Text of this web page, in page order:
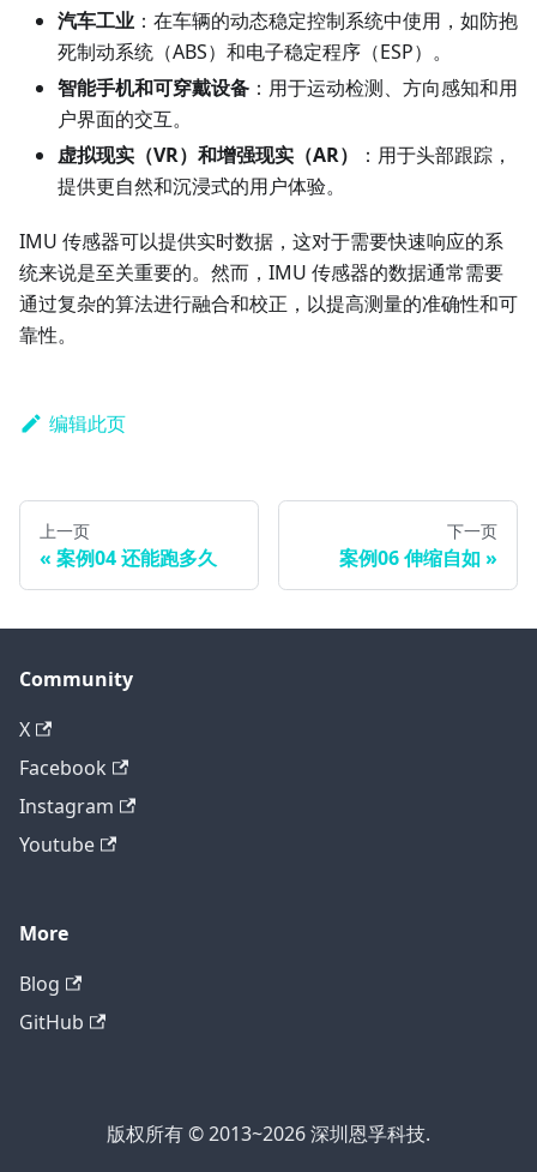
汽车工业 ：在车辆的动态稳定控制系统中使用，如防抱
死制动系统（ABS）和电子稳定程序（ESP）。
智能手机和可穿戴设备 ：用于运动检测、方向感知和用
户界面的交互。
虚拟现实（VR）和增强现实（AR）
：用于头部跟踪，
提供更自然和沉浸式的用户体验。
IMU 传感器可以提供实时数据，这对于需要快速响应的系
统来说是至关重要的。然而，IMU 传感器的数据通常需要
通过复杂的算法进行融合和校正，以提高测量的准确性和可
靠性。
编辑此页
上一页
案例04 还能跑多久
下一页
案例06 伸缩自如
Community
X
Facebook
Instagram
Youtube
More
Blog
GitHub
版权所有 © 2013~2026 深圳恩孚科技.